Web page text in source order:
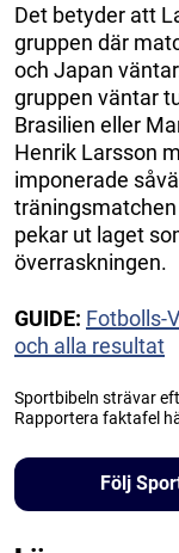
Det betyder att
gruppen där
och Japan
gruppen väntar
Brasilien eller
Henrik Larsson
imponerade
pekar ut laget
överraskningen.
GUIDE: Fotbolls-
och alla resultat
Sportbibeln strävar
Rapportera faktafel
Följ